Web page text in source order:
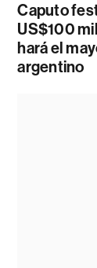
Caputo
US$100
hará el
argentino